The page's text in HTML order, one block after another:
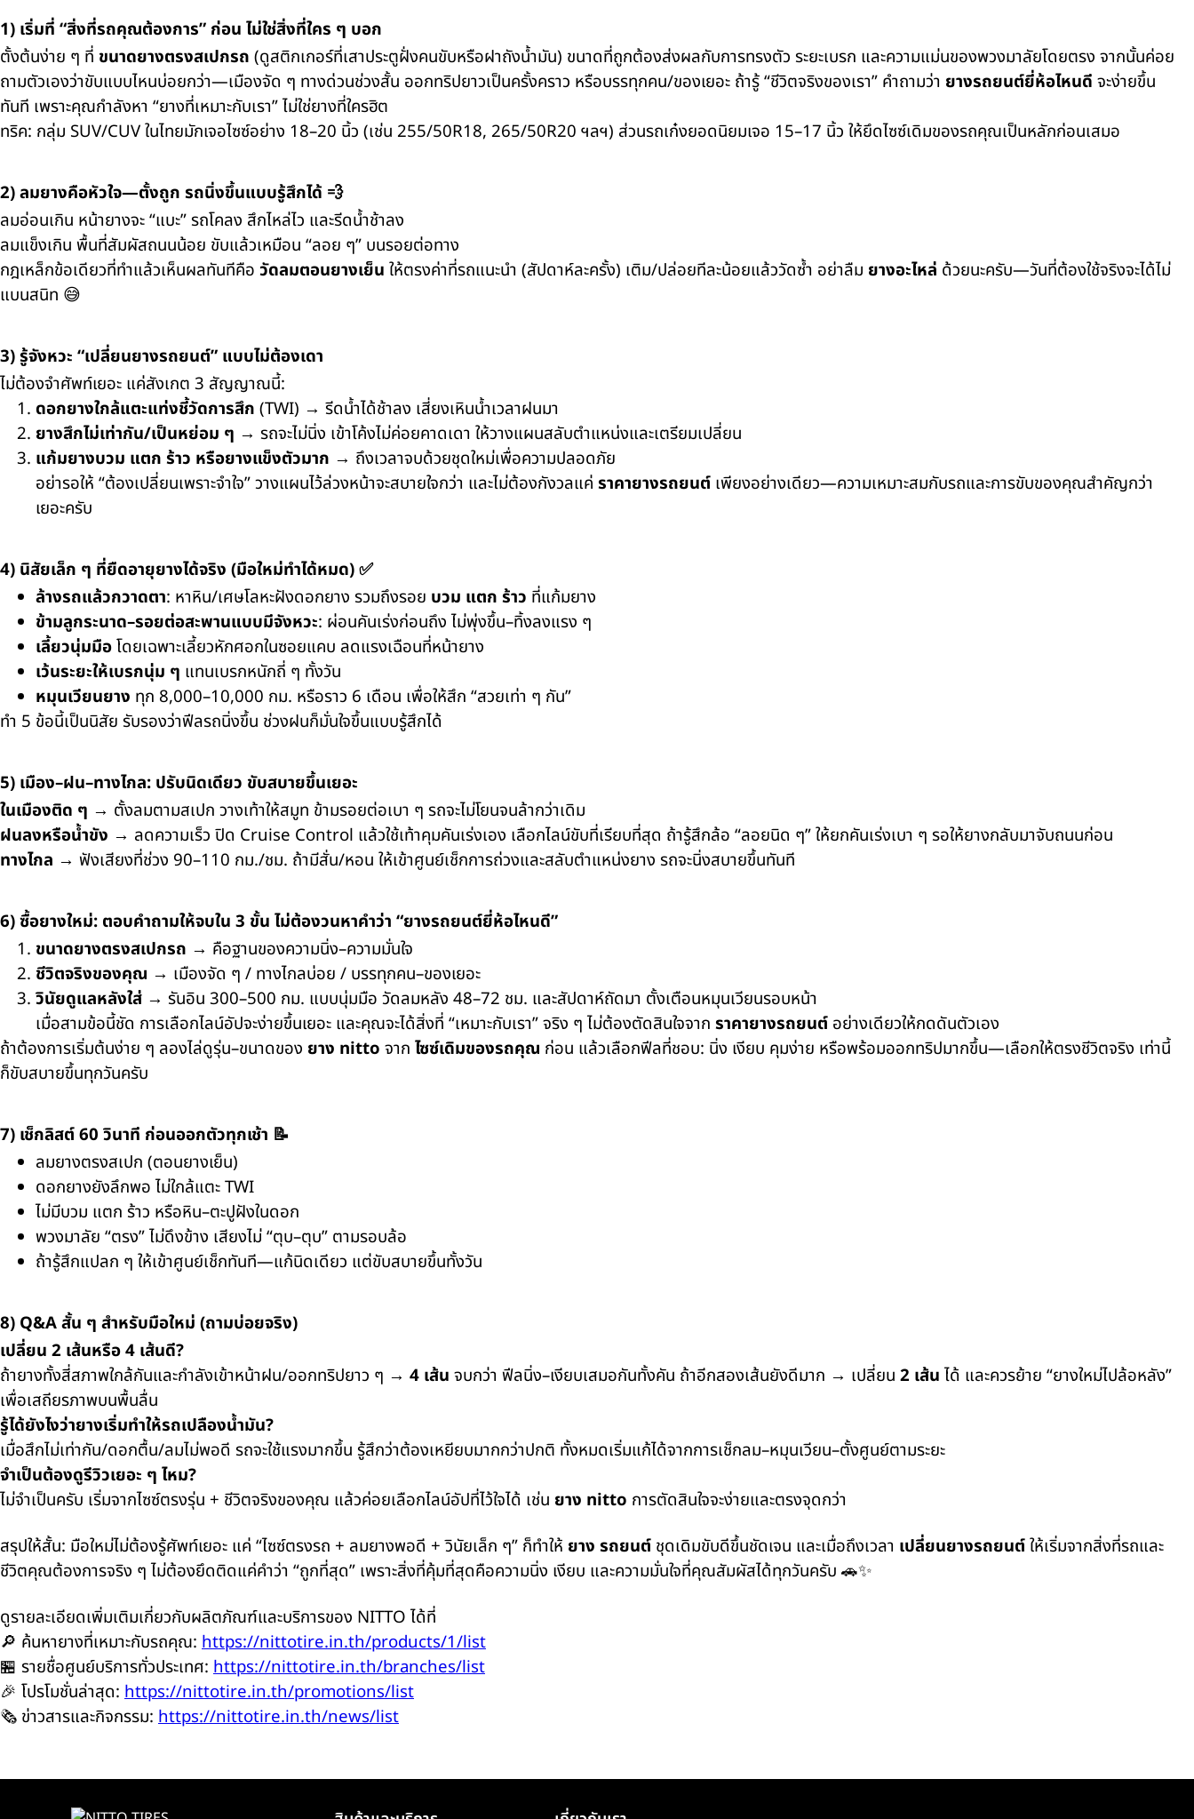
1) เริ่มที่ “สิ่งที่รถคุณต้องการ” ก่อน ไม่ใช่สิ่งที่ใคร ๆ บอก
ตั้งต้นง่าย ๆ ที่ ขนาดยางตรงสเปกรถ (ดูสติกเกอร์ที่เสาประตูฝั่งคนขับหรือฝาถังน้ำมัน) ขนาดที่ถูกต้องส่งผลกับการทรงตัว ระยะเบรก และความแม่นของพวงมาลัยโดยตรง จากนั้นค่อย
ถามตัวเองว่าขับแบบไหนบ่อยกว่า—เมืองจัด ๆ ทางด่วนช่วงสั้น ออกทริปยาวเป็นครั้งคราว หรือบรรทุกคน/ของเยอะ ถ้ารู้ “ชีวิตจริงของเรา” คำถามว่า ยางรถยนต์ยี่ห้อไหนดี จะง่ายขึ้น
ทันที เพราะคุณกำลังหา “ยางที่เหมาะกับเรา” ไม่ใช่ยางที่ใครฮิต
ทริค: กลุ่ม SUV/CUV ในไทยมักเจอไซซ์อย่าง 18–20 นิ้ว (เช่น 255/50R18, 265/50R20 ฯลฯ) ส่วนรถเก๋งยอดนิยมเจอ 15–17 นิ้ว ให้ยึดไซซ์เดิมของรถคุณเป็นหลักก่อนเสมอ
2) ลมยางคือหัวใจ—ตั้งถูก รถนิ่งขึ้นแบบรู้สึกได้ 💨
ลมอ่อนเกิน หน้ายางจะ “แบะ” รถโคลง สึกไหล่ไว และรีดน้ำช้าลง
ลมแข็งเกิน พื้นที่สัมผัสถนนน้อย ขับแล้วเหมือน “ลอย ๆ” บนรอยต่อทาง
กฎเหล็กข้อเดียวที่ทำแล้วเห็นผลทันทีคือ วัดลมตอนยางเย็น ให้ตรงค่าที่รถแนะนำ (สัปดาห์ละครั้ง) เติม/ปล่อยทีละน้อยแล้ววัดซ้ำ อย่าลืม ยางอะไหล่ ด้วยนะครับ—วันที่ต้องใช้จริงจะได้ไม่
แบนสนิท 😅
3) รู้จังหวะ “เปลี่ยนยางรถยนต์” แบบไม่ต้องเดา
ไม่ต้องจำศัพท์เยอะ แค่สังเกต 3 สัญญาณนี้:
ดอกยางใกล้แตะแท่งชี้วัดการสึก (TWI) → รีดน้ำได้ช้าลง เสี่ยงเหินน้ำเวลาฝนมา
ยางสึกไม่เท่ากัน/เป็นหย่อม ๆ → รถจะไม่นิ่ง เข้าโค้งไม่ค่อยคาดเดา ให้วางแผนสลับตำแหน่งและเตรียมเปลี่ยน
แก้มยางบวม แตก ร้าว หรือยางแข็งตัวมาก → ถึงเวลาจบด้วยชุดใหม่เพื่อความปลอดภัย
อย่ารอให้ “ต้องเปลี่ยนเพราะจำใจ” วางแผนไว้ล่วงหน้าจะสบายใจกว่า และไม่ต้องกังวลแค่ ราคายางรถยนต์ เพียงอย่างเดียว—ความเหมาะสมกับรถและการขับของคุณสำคัญกว่า
เยอะครับ
4) นิสัยเล็ก ๆ ที่ยืดอายุยางได้จริง (มือใหม่ทำได้หมด) ✅
ล้างรถแล้วกวาดตา: หาหิน/เศษโลหะฝังดอกยาง รวมถึงรอย บวม แตก ร้าว ที่แก้มยาง
ข้ามลูกระนาด–รอยต่อสะพานแบบมีจังหวะ: ผ่อนคันเร่งก่อนถึง ไม่พุ่งขึ้น–ทิ้งลงแรง ๆ
เลี้ยวนุ่มมือโดยเฉพาะเลี้ยวหักศอกในซอยแคบ ลดแรงเฉือนที่หน้ายาง
เว้นระยะให้เบรกนุ่ม ๆ แทนเบรกหนักถี่ ๆ ทั้งวัน
หมุนเวียนยาง ทุก 8,000–10,000 กม. หรือราว 6 เดือน เพื่อให้สึก “สวยเท่า ๆ กัน”
ทำ 5 ข้อนี้เป็นนิสัย รับรองว่าฟีลรถนิ่งขึ้น ช่วงฝนก็มั่นใจขึ้นแบบรู้สึกได้
5) เมือง–ฝน–ทางไกล: ปรับนิดเดียว ขับสบายขึ้นเยอะ
ในเมืองติด ๆ → ตั้งลมตามสเปก วางเท้าให้สมูท ข้ามรอยต่อเบา ๆ รถจะไม่โยนจนล้ากว่าเดิม
ฝนลงหรือน้ำขัง → ลดความเร็ว ปิด Cruise Control แล้วใช้เท้าคุมคันเร่งเอง เลือกไลน์ขับที่เรียบที่สุด ถ้ารู้สึกล้อ “ลอยนิด ๆ” ให้ยกคันเร่งเบา ๆ รอให้ยางกลับมาจับถนนก่อน
ทางไกล → ฟังเสียงที่ช่วง 90–110 กม./ชม. ถ้ามีสั่น/หอน ให้เข้าศูนย์เช็กการถ่วงและสลับตำแหน่งยาง รถจะนิ่งสบายขึ้นทันที
6) ซื้อยางใหม่: ตอบคำถามให้จบใน 3 ขั้น ไม่ต้องวนหาคำว่า “ยางรถยนต์ยี่ห้อไหนดี”
ขนาดยางตรงสเปกรถ → คือฐานของความนิ่ง–ความมั่นใจ
ชีวิตจริงของคุณ → เมืองจัด ๆ / ทางไกลบ่อย / บรรทุกคน–ของเยอะ
วินัยดูแลหลังใส่ → รันอิน 300–500 กม. แบบนุ่มมือ วัดลมหลัง 48–72 ชม. และสัปดาห์ถัดมา ตั้งเตือนหมุนเวียนรอบหน้า
เมื่อสามข้อนี้ชัด การเลือกไลน์อัปจะง่ายขึ้นเยอะ และคุณจะได้สิ่งที่ “เหมาะกับเรา” จริง ๆ ไม่ต้องตัดสินใจจาก ราคายางรถยนต์ อย่างเดียวให้กดดันตัวเอง
ถ้าต้องการเริ่มต้นง่าย ๆ ลองไล่ดูรุ่น–ขนาดของ ยาง nitto จาก ไซซ์เดิมของรถคุณ ก่อน แล้วเลือกฟีลที่ชอบ: นิ่ง เงียบ คุมง่าย หรือพร้อมออกทริปมากขึ้น—เลือกให้ตรงชีวิตจริง เท่านี้
ก็ขับสบายขึ้นทุกวันครับ
7) เช็กลิสต์ 60 วินาที ก่อนออกตัวทุกเช้า 📝
ลมยางตรงสเปก (ตอนยางเย็น)
ดอกยางยังลึกพอ ไม่ใกล้แตะ TWI
ไม่มีบวม แตก ร้าว หรือหิน–ตะปูฝังในดอก
พวงมาลัย “ตรง” ไม่ดึงข้าง เสียงไม่ “ตุบ–ตุบ” ตามรอบล้อ
ถ้ารู้สึกแปลก ๆ ให้เข้าศูนย์เช็กทันที—แก้นิดเดียว แต่ขับสบายขึ้นทั้งวัน
8) Q&A สั้น ๆ สำหรับมือใหม่ (ถามบ่อยจริง)
เปลี่ยน 2 เส้นหรือ 4 เส้นดี?
ถ้ายางทั้งสี่สภาพใกล้กันและกำลังเข้าหน้าฝน/ออกทริปยาว ๆ → 4 เส้น จบกว่า ฟีลนิ่ง–เงียบเสมอกันทั้งคัน ถ้าอีกสองเส้นยังดีมาก → เปลี่ยน 2 เส้น ได้ และควรย้าย “ยางใหม่ไปล้อหลัง”
เพื่อเสถียรภาพบนพื้นลื่น
รู้ได้ยังไงว่ายางเริ่มทำให้รถเปลืองน้ำมัน?
เมื่อสึกไม่เท่ากัน/ดอกตื้น/ลมไม่พอดี รถจะใช้แรงมากขึ้น รู้สึกว่าต้องเหยียบมากกว่าปกติ ทั้งหมดเริ่มแก้ได้จากการเช็กลม–หมุนเวียน–ตั้งศูนย์ตามระยะ
จำเป็นต้องดูรีวิวเยอะ ๆ ไหม?
ไม่จำเป็นครับ เริ่มจากไซซ์ตรงรุ่น + ชีวิตจริงของคุณ แล้วค่อยเลือกไลน์อัปที่ไว้ใจได้ เช่น ยาง nitto การตัดสินใจจะง่ายและตรงจุดกว่า
สรุปให้สั้น: มือใหม่ไม่ต้องรู้ศัพท์เยอะ แค่ “ไซซ์ตรงรถ + ลมยางพอดี + วินัยเล็ก ๆ” ก็ทำให้ ยาง รถยนต์ ชุดเดิมขับดีขึ้นชัดเจน และเมื่อถึงเวลา เปลี่ยนยางรถยนต์ให้เริ่มจากสิ่งที่รถและ
ชีวิตคุณต้องการจริง ๆ ไม่ต้องยึดติดแค่คำว่า “ถูกที่สุด” เพราะสิ่งที่คุ้มที่สุดคือความนิ่ง เงียบ และความมั่นใจที่คุณสัมผัสได้ทุกวันครับ 🚗✨
ดูรายละเอียดเพิ่มเติมเกี่ยวกับผลิตภัณฑ์และบริการของ NITTO ได้ที่
🔎 ค้นหายางที่เหมาะกับรถคุณ: https://nittotire.in.th/products/1/list
🏪 รายชื่อศูนย์บริการทั่วประเทศ: https://nittotire.in.th/branches/list
🎉 โปรโมชั่นล่าสุด: https://nittotire.in.th/promotions/list
🗞️ ข่าวสารและกิจกรรม: https://nittotire.in.th/news/list